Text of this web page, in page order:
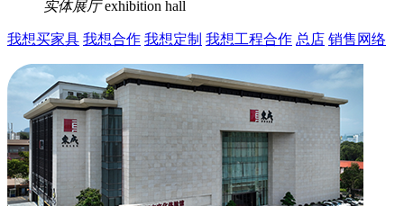
实体展厅 exhibition hall
我想买家具 我想合作 我想定制 我想工程合作 总店 销售网络